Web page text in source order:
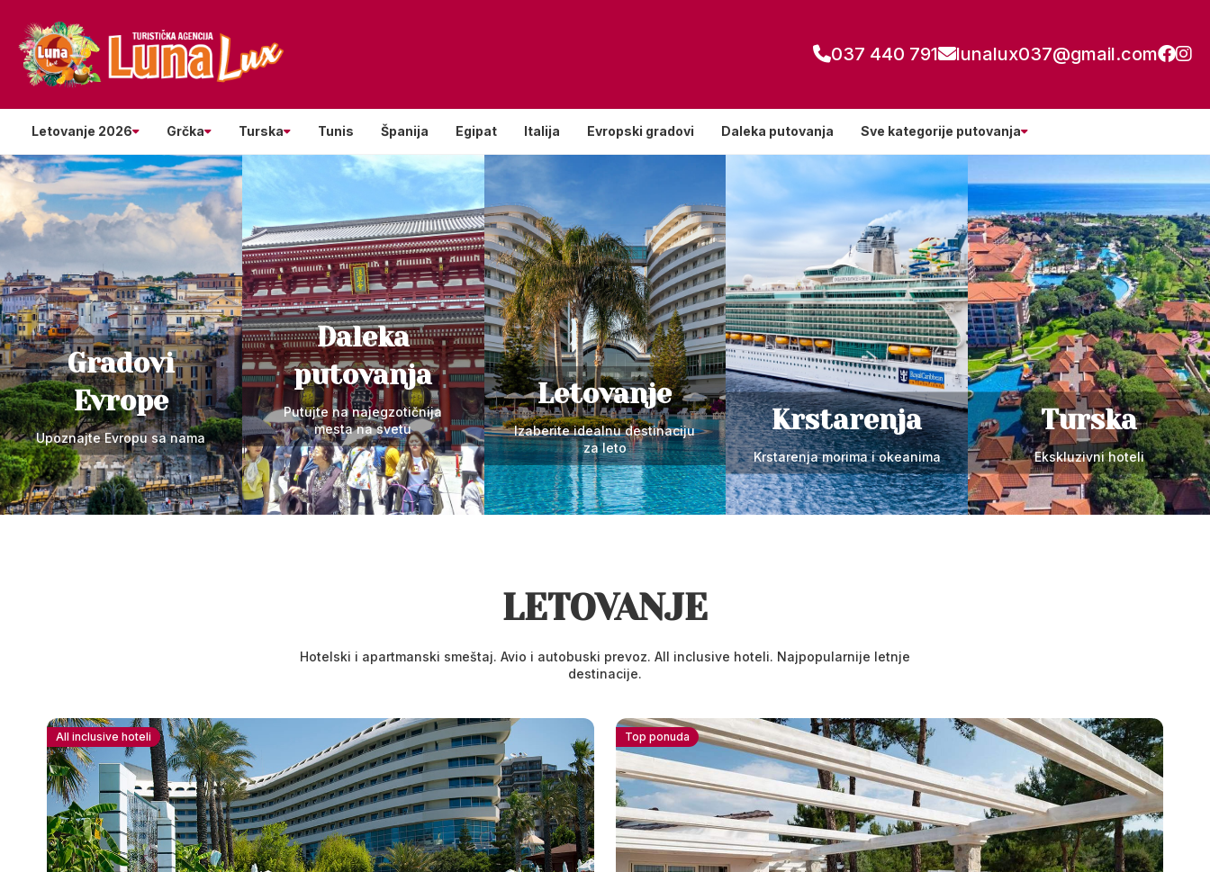
037 440 791 lunalux037@gmail.com
Letovanje 2026 Grčka Turska Tunis Španija Egipat Italija Evropski gradovi Daleka putovanja Sve kategorije putovanja
Gradovi
Evrope
Upoznajte Evropu sa nama
Daleka
putovanja
Putujte na najegzotičnija
mesta na svetu
Letovanje
Izaberite idealnu destinaciju
za leto
Krstarenja
Krstarenja morima i okeanima
Turska
Ekskluzivni hoteli
LETOVANJE
Hotelski i apartmanski smeštaj. Avio i autobuski prevoz. All inclusive hoteli. Najpopularnije letnje
destinacije.
All inclusive hoteli Top ponuda